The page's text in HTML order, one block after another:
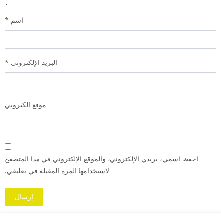
اسم *
البريد الإلكتروني *
موقع الكتروني
احفظ اسمي، بريدي الإلكتروني، والموقع الإلكتروني في هذا المتصفح
لاستخدامها المرة المقبلة في تعليقي.